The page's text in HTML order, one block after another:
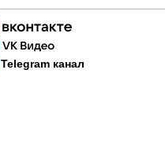
Telegram канал